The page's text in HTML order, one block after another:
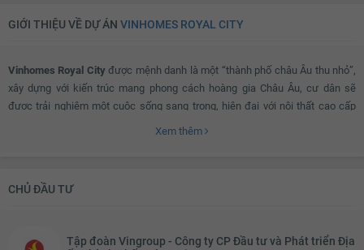
GIỚI THIỆU VỀ DỰ ÁN VINHOMES ROYAL CITY
Vinhomes Royal Cityđược mệnh danh là một “thành phố châu Âu thu nhỏ”,
xây dựng với kiến trúc mang phong cách hoàng gia Châu Âu, cư dân sẽ
được trải nghiệm một cuộc sống sang trọng, hiện đại với nội thất cao cấp
Vinhomes Royal City ở đâu?
Xem thêm
CHỦ ĐẦU TƯ
Tập đoàn Vingroup - Công ty CP Đầu tư và Phát triển Địa